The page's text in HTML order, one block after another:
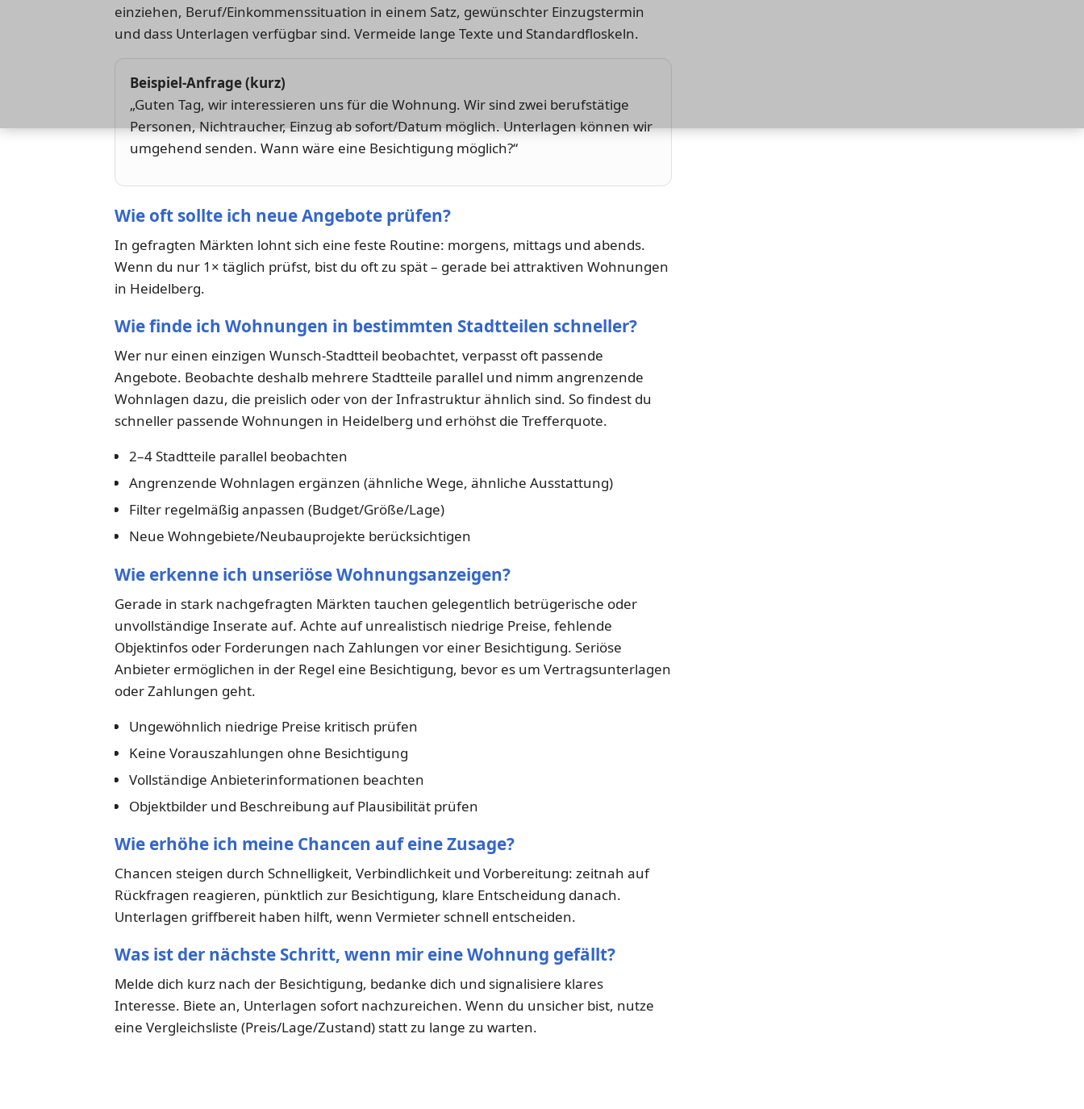
einziehen, Beruf/Einkommenssituation in einem Satz, gewünschter Einzugstermin
und dass Unterlagen verfügbar sind. Vermeide lange Texte und Standardfloskeln.
Beispiel-Anfrage (kurz)
„Guten Tag, wir interessieren uns für die Wohnung. Wir sind zwei berufstätige
Personen, Nichtraucher, Einzug ab sofort/Datum möglich. Unterlagen können wir
umgehend senden. Wann wäre eine Besichtigung möglich?“
Wie oft sollte ich neue Angebote prüfen?
In gefragten Märkten lohnt sich eine feste Routine: morgens, mittags und abends.
Wenn du nur 1× täglich prüfst, bist du oft zu spät – gerade bei attraktiven Wohnungen
in Heidelberg.
Wie finde ich Wohnungen in bestimmten Stadtteilen schneller?
Wer nur einen einzigen Wunsch-Stadtteil beobachtet, verpasst oft passende
Angebote. Beobachte deshalb mehrere Stadtteile parallel und nimm angrenzende
Wohnlagen dazu, die preislich oder von der Infrastruktur ähnlich sind. So findest du
schneller passende Wohnungen in Heidelberg und erhöhst die Trefferquote.
2–4 Stadtteile parallel beobachten
Angrenzende Wohnlagen ergänzen (ähnliche Wege, ähnliche Ausstattung)
Filter regelmäßig anpassen (Budget/Größe/Lage)
Neue Wohngebiete/Neubauprojekte berücksichtigen
Wie erkenne ich unseriöse Wohnungsanzeigen?
Gerade in stark nachgefragten Märkten tauchen gelegentlich betrügerische oder
unvollständige Inserate auf. Achte auf unrealistisch niedrige Preise, fehlende
Objektinfos oder Forderungen nach Zahlungen vor einer Besichtigung. Seriöse
Anbieter ermöglichen in der Regel eine Besichtigung, bevor es um Vertragsunterlagen
oder Zahlungen geht.
Ungewöhnlich niedrige Preise kritisch prüfen
Keine Vorauszahlungen ohne Besichtigung
Vollständige Anbieterinformationen beachten
Objektbilder und Beschreibung auf Plausibilität prüfen
Wie erhöhe ich meine Chancen auf eine Zusage?
Chancen steigen durch Schnelligkeit, Verbindlichkeit und Vorbereitung: zeitnah auf
Rückfragen reagieren, pünktlich zur Besichtigung, klare Entscheidung danach.
Unterlagen griffbereit haben hilft, wenn Vermieter schnell entscheiden.
Was ist der nächste Schritt, wenn mir eine Wohnung gefällt?
Melde dich kurz nach der Besichtigung, bedanke dich und signalisiere klares
Interesse. Biete an, Unterlagen sofort nachzureichen. Wenn du unsicher bist, nutze
eine Vergleichsliste (Preis/Lage/Zustand) statt zu lange zu warten.